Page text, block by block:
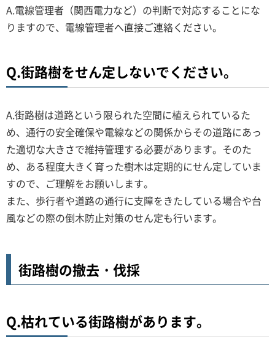
A.電線管理者（関西電力など）の判断で対応することにな
りますので、電線管理者へ直接ご連絡ください。
Q.街路樹をせん定しないでください。
A.街路樹は道路という限られた空間に植えられているた
め、通行の安全確保や電線などの関係からその道路にあっ
た適切な大きさで維持管理する必要があります。そのた
め、ある程度大きく育った樹木は定期的にせん定していま
すので、ご理解をお願いします。
また、歩行者や道路の通行に支障をきたしている場合や台
風などの際の倒木防止対策のせん定も行います。
街路樹の撤去・伐採
Q.枯れている街路樹があります。